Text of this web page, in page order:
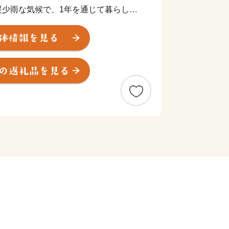
雨な気候で、1年を通じて暮らしや
野に広がるのどかな田園風景など、
です。高さ日本一の石垣の上に鎮座
は、丸亀市のシンボルでもあり、市
。
培われてきた多様な文化や特産品な
中讃地域の中心市として、さらなる